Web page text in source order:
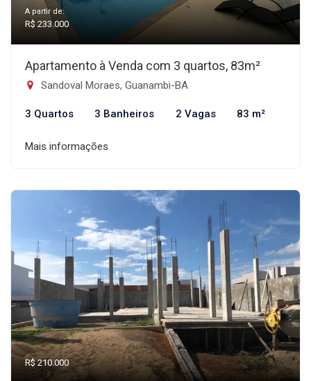
A partir de:
R$ 233.000
Apartamento à Venda com 3 quartos, 83m²
Sandoval Moraes, Guanambi-BA
3 Quartos 3 Banheiros 2 Vagas 83 m²
Mais informações
R$ 210.000